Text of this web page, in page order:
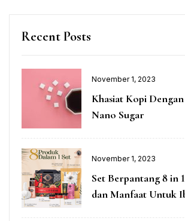
Recent Posts
November 1, 2023
Khasiat Kopi
Nano Sugar
November 1, 2023
Set Berpantang 8 in
dan Manfaat Untuk